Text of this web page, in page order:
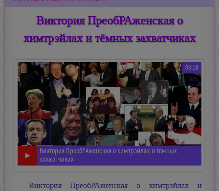
Виктория ПреобРАженская о
химтрэйлах и тёмных захватчиках
03:28
Виктория ПреобРАженская о химтрэйлах и тёмных
захватчиках
Виктория ПреобРАженская о химтрэйлах и